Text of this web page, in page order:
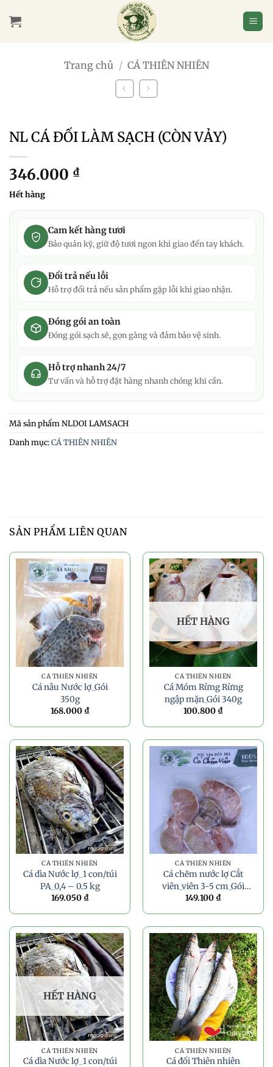
qua
Trang chủ / CÁ THIÊN NHIÊN
NL CÁ ĐỐI LÀM SẠCH (CÒN VẢY)
346.000 ₫
Hết hàng
Cam kết hàng tươi
Bảo quản kỹ, giữ độ tươi ngon khi giao đến tay khách.
Đổi trả nếu lỗi
Hỗ trợ đổi trả nếu sản phẩm gặp lỗi khi giao nhận.
Đóng gói an toàn
Đóng gói sạch sẽ, gọn gàng và đảm bảo vệ sinh.
Hỗ trợ nhanh 24/7
Tư vấn và hỗ trợ đặt hàng nhanh chóng khi cần.
Mã sản phẩm NLDOI LAMSACH
Danh mục:CÁ THIÊN NHIÊN
SẢN PHẨM LIÊN QUAN
CÁ THIÊN NHIÊN
Cá nâu Nước lợ_Gói
350g
168.000 ₫
HẾT HÀNG
CÁ THIÊN NHIÊN
Cá Móm Rừng Rừng
ngập mặn_Gói 340g
100.800 ₫
CÁ THIÊN NHIÊN
Cá dìa Nước lợ_1 con/túi
PA_0,4 – 0.5 kg
169.050 ₫
CÁ THIÊN NHIÊN
Cá chẽm nước lợ Cắt
viên_viên 3-5 cm_Gói
300g
149.100 ₫
HẾT HÀNG
CÁ THIÊN NHIÊN
Cá dìa Nước lợ_1 con/túi
CÁ THIÊN NHIÊN
Cá đối Thiên nhiên